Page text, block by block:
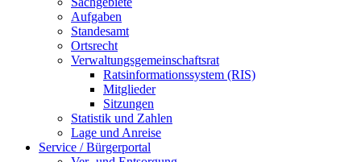
Aufgaben
Standesamt
Ortsrecht
Verwaltungsgemeinschaftsrat
Ratsinformationssystem (RIS)
Mitglieder
Sitzungen
Statistik und Zahlen
Lage und Anreise
Service / Bürgerportal